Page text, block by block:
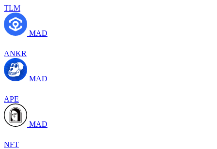
TLM
MAD
ANKR
MAD
APE
MAD
NFT